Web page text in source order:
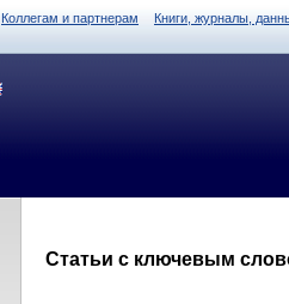
Коллегам и партнерам Книги, журналы,
Статьи с ключевым